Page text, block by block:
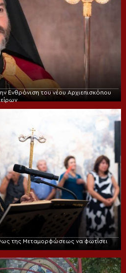
Ενθρόνιση του νέου Αρχιεπισκόπου
της Μεταμορφώσεως να φωτίσει